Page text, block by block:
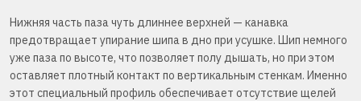
Нижняя часть паза чуть длиннее верхней — канавка
предотвращает упирание шипа в дно при усушке. Шип немного
уже паза по высоте, что позволяет полу дышать, но при этом
оставляет плотный контакт по вертикальным стенкам. Именно
этот специальный профиль обеспечивает отсутствие щелей